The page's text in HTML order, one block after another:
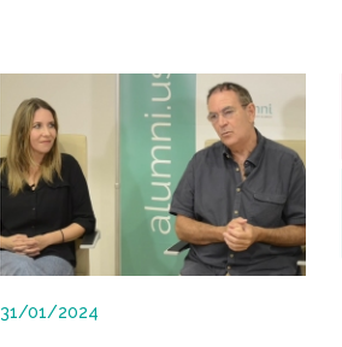
31/01/2024